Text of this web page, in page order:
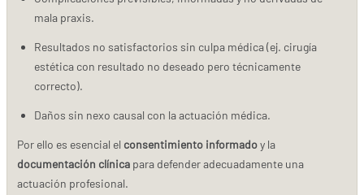
mala praxis.
Resultados no satisfactorios sin culpa médica (ej. cirugía
estética con resultado no deseado pero técnicamente
correcto).
Daños sin nexo causal con la actuación médica.
Por ello es esencial el consentimiento informadoy la
documentación clínica para defender adecuadamente una
actuación profesional.